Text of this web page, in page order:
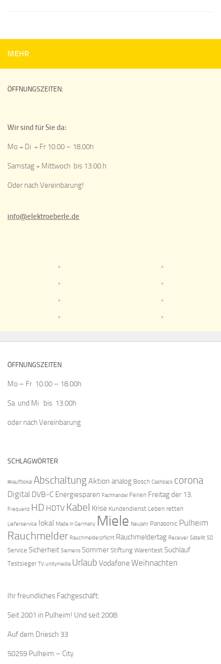
MEHR
ÖFFNUNGSZEITEN:
Wir sind für Sie da:
Mo + Di + Fr 10.00 – 18.00h
Samstag + Mittwoch bis 13.00.h
Oder nach Vereinbarung!
info@elektroeberle.de
ÖFFNUNGSZEITEN
Mo – Fr 10.00 – 18.00h
Sa und Mi bis 13.00h
oder nach Vereinbarung
SCHLAGWÖRTER
#kauftlokal AbschaltungAktion analog Bosch Cashback corona
Digital DVB-C Energiesparen Fachhandel Ferien Freitag der 13.
Frequenz HD HDTV Kabel Krise Kundendienst Leben retten
Lieferservice lokal Made in Germany Miele Neujahr Panasonic Pulheim
Rauchmelder Rauchmelderpflicht Rauchmeldertag Receiver Satellit SD
Service Sicherheit Siemens Sommer Stiftung Warentest Suchlauf
Testsieger TV unitymedia Urlaub VodafoneWeihnachten
Ihr freundliches Fachgeschäft:
Seit 2001 in Pulheim! Und seit 2008:
Auf dem Driesch 33
50259 Pulheim – City